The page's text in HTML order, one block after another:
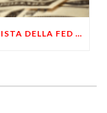
LA POLITICA MONETARIA INFLAZIONISTA DELLA FED NON SALVERÀ GLI USA